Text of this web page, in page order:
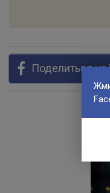
Поделиться на